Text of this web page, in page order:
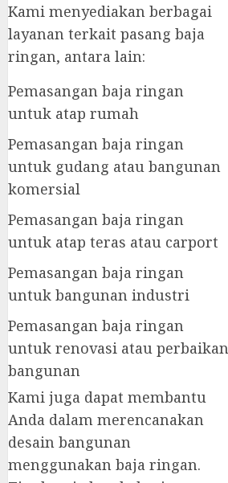
Kami menyediakan berbagai
layanan terkait pasang baja
ringan, antara lain:
Pemasangan baja ringan
untuk atap rumah
Pemasangan baja ringan
untuk gudang atau bangunan
komersial
Pemasangan baja ringan
untuk atap teras atau carport
Pemasangan baja ringan
untuk bangunan industri
Pemasangan baja ringan
untuk renovasi atau perbaikan
bangunan
Kami juga dapat membantu
Anda dalam merencanakan
desain bangunan
menggunakan baja ringan.